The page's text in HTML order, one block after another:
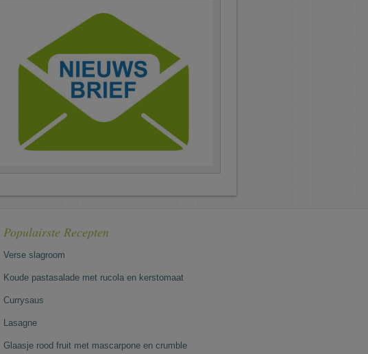
Populairste Recepten
Verse slagroom
Koude pastasalade met rucola en kerstomaat
Currysaus
Lasagne
Glaasje rood fruit met mascarpone en crumble